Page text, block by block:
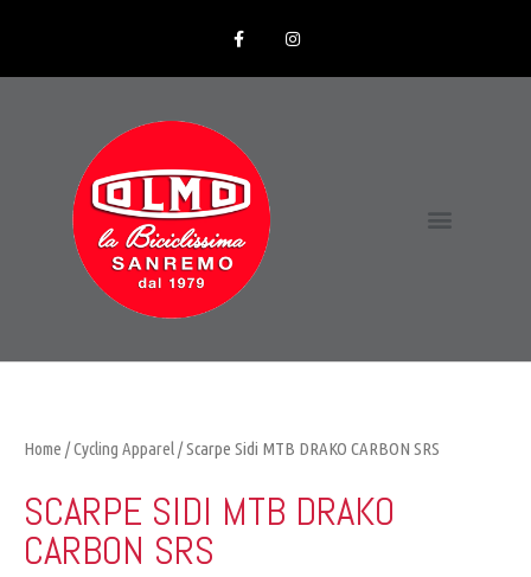
Home /Cycling Apparel/ Scarpe Sidi MTB DRAKO CARBON SRS
SCARPE SIDI MTB DRAKO
CARBON SRS